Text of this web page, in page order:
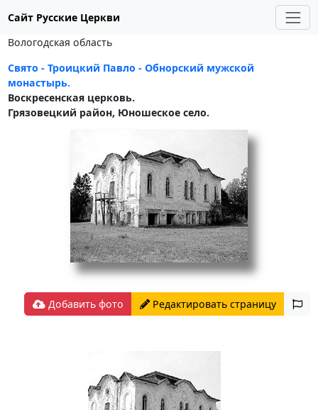
Сайт Русские Церкви
Вологодская область
Свято - Троицкий Павло - Обнорский мужской
монастырь.
Воскресенская церковь.
Грязовецкий район, Юношеское село.
Добавить фото Редактировать страницу